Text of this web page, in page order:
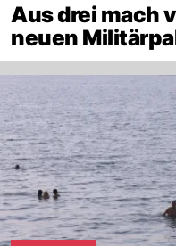
Aus drei mach
neuen